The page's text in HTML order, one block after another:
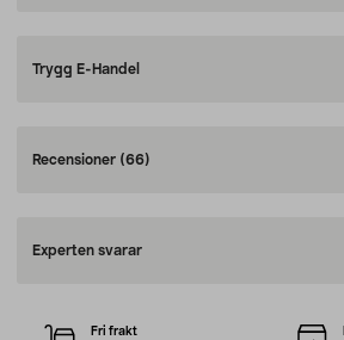
Trygg E-Handel
Recensioner (66)
Experten svarar
Fri frakt